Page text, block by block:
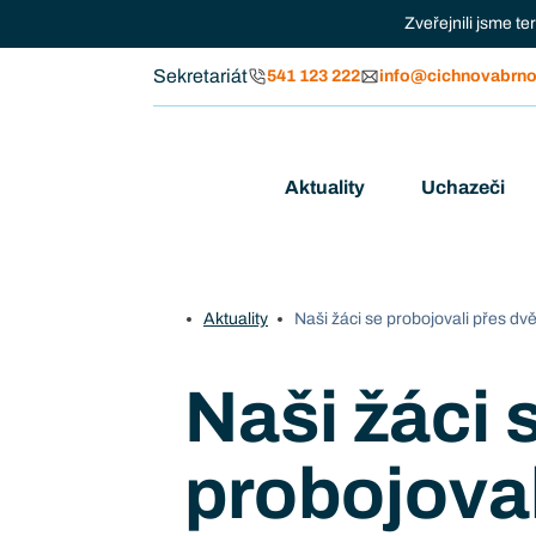
Zveřejnili jsme
Sekretariát 541 123 222
Aktuality Uchazeči
Aktuality Naši žáci se probojovali přes
Naši žáci